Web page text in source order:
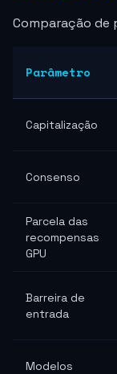
Comparação de
Parâmetro
Capitalização
Consenso
Parcela das
recompensas
GPU
Barreira de
entrada
Modelos